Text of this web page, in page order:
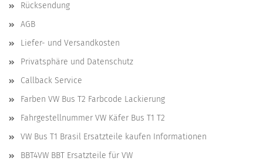
Rücksendung
AGB
Liefer- und Versandkosten
Privatsphäre und Datenschutz
Callback Service
Farben VW Bus T2 Farbcode Lackierung
Fahrgestellnummer VW Käfer Bus T1 T2
VW Bus T1 Brasil Ersatzteile kaufen Informationen
BBT4VW BBT Ersatzteile für VW